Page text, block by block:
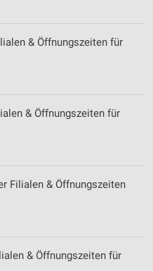
& Öffnungszeiten für
& Öffnungszeiten für
Filialen & Öffnungszeiten
& Öffnungszeiten für
oder
Angebote